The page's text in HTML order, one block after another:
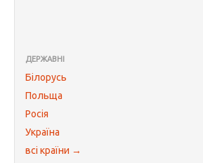
ДЕРЖАВНІ
Білорусь
Польща
Росія
Україна
всі країни →